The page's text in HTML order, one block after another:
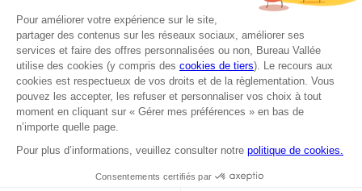
Téléphonie et mobilité
Maroquinerie
Cadeaux
Librairie